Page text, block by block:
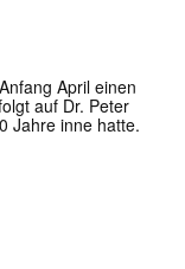
April einen
auf Dr. Peter
Jahre inne hatte.